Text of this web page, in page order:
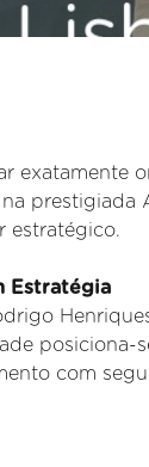
exatamente
prestigiada
estratégico.
Estratégia
posiciona-
com